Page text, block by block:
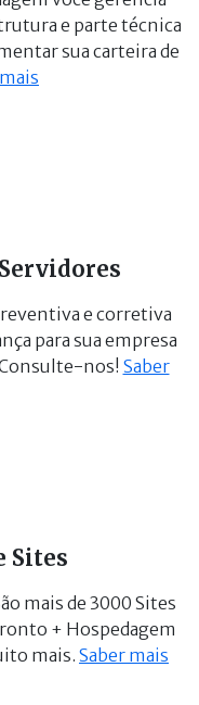
e parte técnica
sua carteira de
e corretiva
para sua empresa
Consulte-nos! Saber
Sites
mais de 3000 Sites
+ Hospedagem
mais. Saber mais